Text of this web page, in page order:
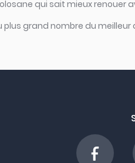
qui sait mieux renouer
grand nombre du meilleur